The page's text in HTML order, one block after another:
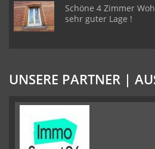
Schöne 4 Zimmer
sehr guter Lage !
UNSERE PARTNER |